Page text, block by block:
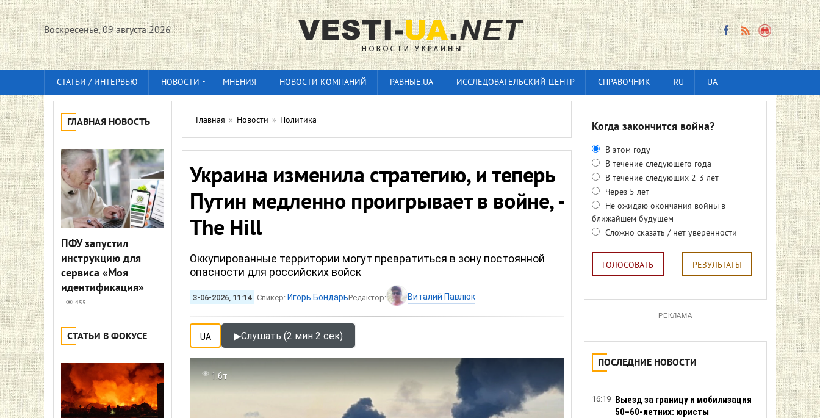
Воскресенье, 09 августа 2026
СТАТЬИ / ИНТЕРВЬЮ НОВОСТИ МНЕНИЯ НОВОСТИ КОМПАНИЙ РАВНЫЕ.UA ИССЛЕДОВАТЕЛЬСКИЙ ЦЕНТР СПРАВОЧНИК RU UA
ГЛАВНАЯ НОВОСТЬ
ПФУ запустил
инструкцию для
сервиса «Моя
идентификация»
455
СТАТЬИ В ФОКУСЕ
Главная » Новости » Политика
Украина изменила стратегию, и теперь
Путин медленно проигрывает в войне, -
The Hill
Оккупированные территории могут превратиться в зону постоянной
опасности для российских войск
3-06-2026, 11:14 Спикер: Игорь БондарьРедактор: Виталий Павлюк
UA ▶Слушать (2 мин 2 сек)
1.6т
Когда закончится война?
В этом году
В течение следующего года
В течение следующих 2-3 лет
Через 5 лет
Не ожидаю окончания войны в
ближайшем будущем
Сложно сказать / нет уверенности
ГОЛОСОВАТЬ РЕЗУЛЬТАТЫ
РЕКЛАМА
ПОСЛЕДНИЕ НОВОСТИ
16:19 Выезд за границу и мобилизация
50–60-летних: юристы